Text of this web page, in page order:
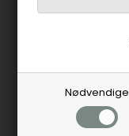
Nødvendige